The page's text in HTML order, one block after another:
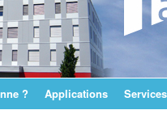
? Applications Services